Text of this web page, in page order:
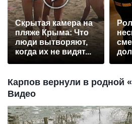
Скрытая камера на
пляже Крыма: Что
люди вытворяют,
когда их не видят...
Карпов вернули в родной
Видео